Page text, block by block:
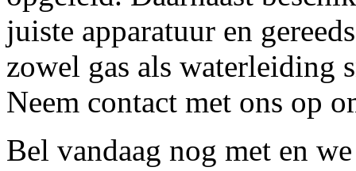
juiste apparatuur en
zowel gas als waterleiding
Neem contact met ons op
Bel vandaag nog met en